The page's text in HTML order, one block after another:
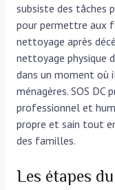
subsiste des tâches
pour permettre aux
nettoyage après
nettoyage physique
dans un moment où
ménagères. SOS DC
professionnel et
propre et sain tout
des familles.
Les étapes